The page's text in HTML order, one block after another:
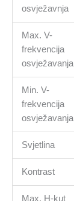
osvježavnja
Max. V-
frekvencija
osvježavanja
Min. V-
frekvencija
osvježavanja
Svjetlina
Kontrast
Max. H-kut